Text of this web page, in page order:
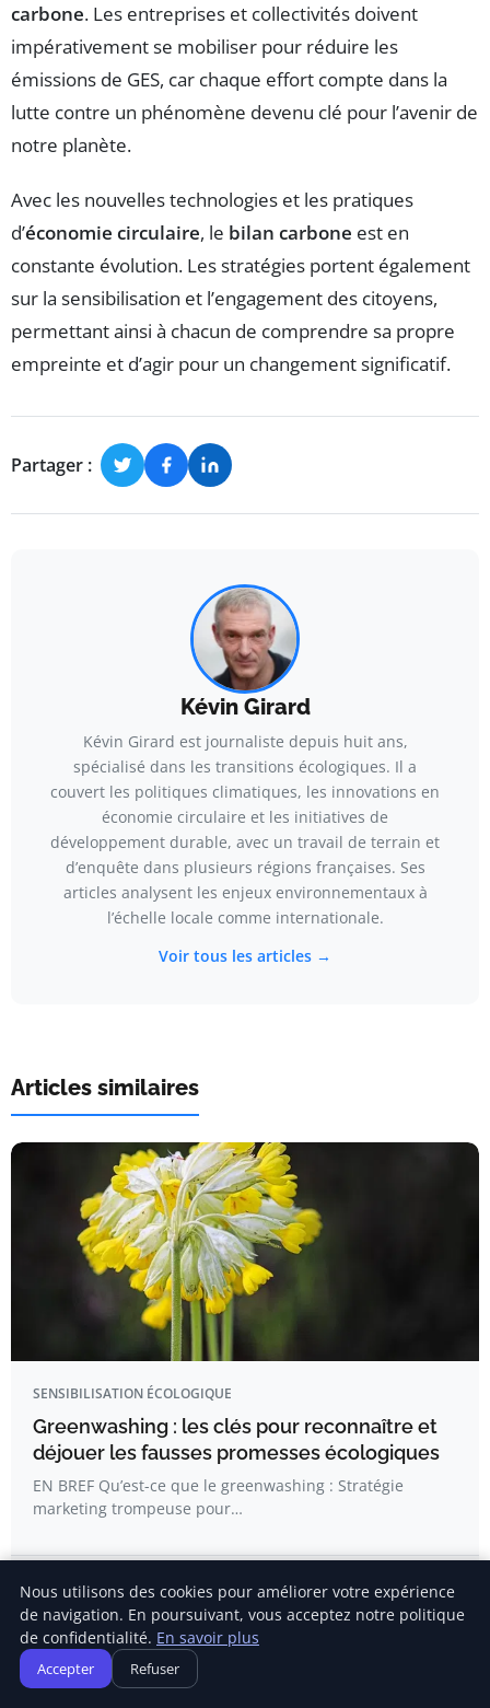
carbone. Les entreprises et collectivités doivent
impérativement se mobiliser pour réduire les
émissions de GES, car chaque effort compte dans la
lutte contre un phénomène devenu clé pour l’avenir de
notre planète.
Avec les nouvelles technologies et les pratiques
d’économie circulaire, le bilan carbone est en
constante évolution. Les stratégies portent également
sur la sensibilisation et l’engagement des citoyens,
permettant ainsi à chacun de comprendre sa propre
empreinte et d’agir pour un changement significatif.
Partager :
Kévin Girard
Kévin Girard est journaliste depuis huit ans,
spécialisé dans les transitions écologiques. Il a
couvert les politiques climatiques, les innovations en
économie circulaire et les initiatives de
développement durable, avec un travail de terrain et
d’enquête dans plusieurs régions françaises. Ses
articles analysent les enjeux environnementaux à
l’échelle locale comme internationale.
Voir tous les articles →
Articles similaires
SENSIBILISATION ÉCOLOGIQUE
Greenwashing : les clés pour reconnaître et
déjouer les fausses promesses écologiques
EN BREF Qu’est-ce que le greenwashing : Stratégie
marketing trompeuse pour…
Emma Dufour
Nous utilisons des cookies pour améliorer votre expérience
de navigation. En poursuivant, vous acceptez notre politique
de confidentialité. En savoir plus
Accepter Refuser